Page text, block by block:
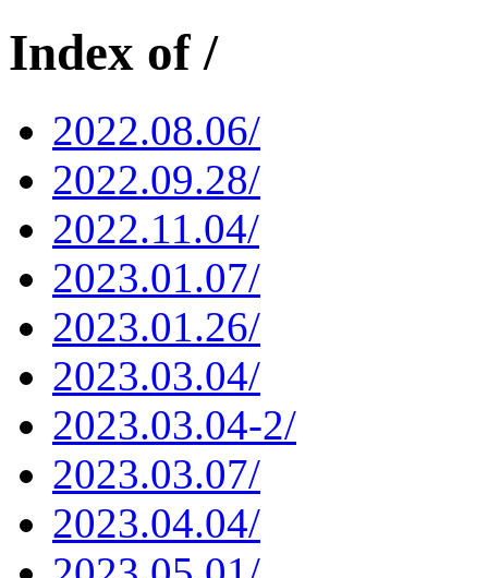
Index of /
2022.08.06/
2022.09.28/
2022.11.04/
2023.01.07/
2023.01.26/
2023.03.04/
2023.03.04-2/
2023.03.07/
2023.04.04/